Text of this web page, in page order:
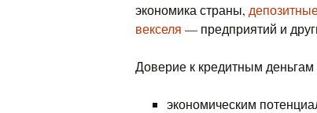
экономика страны,
векселя — предприятий и
Доверие к кредитным
экономическим